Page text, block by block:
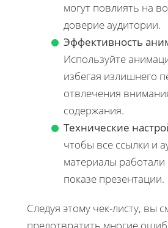
могут повлиять на
доверие аудитории.
Эффективность
Используйте
избегая излишнего
отвлечения
содержания.
Технические
чтобы все ссылки и
материалы
показе презентации.
Следуя этому чек-листу, вы